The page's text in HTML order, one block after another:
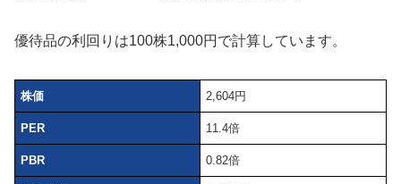
優待品の利回りは100株1,000円で計算しています。
株価 2,604円
PER 11.4倍
PBR 0.82倍